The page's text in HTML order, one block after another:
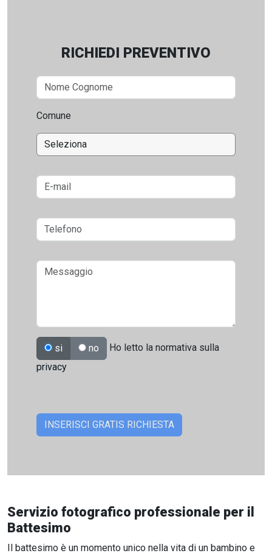
RICHIEDI PREVENTIVO
Comune
si no
Ho letto la normativa sulla
privacy
Servizio fotografico professionale per il
Battesimo
Il battesimo è un momento unico nella vita di un bambino e